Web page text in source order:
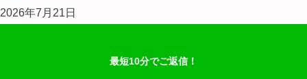
2026年7月21日
最短10分でご返信！